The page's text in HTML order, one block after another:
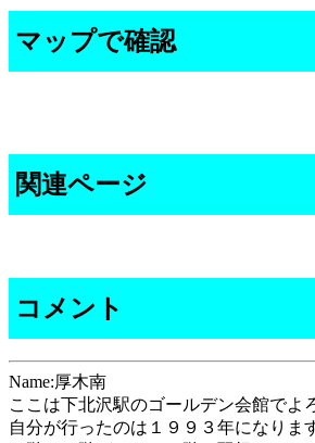
マップで確認
関連ページ
コメント
Name:厚木南
ここは下北沢駅のゴールデン会館でよ
自分が行ったのは１９９３年になりま